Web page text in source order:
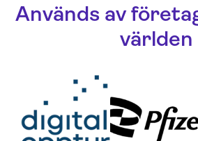
Används av
världen